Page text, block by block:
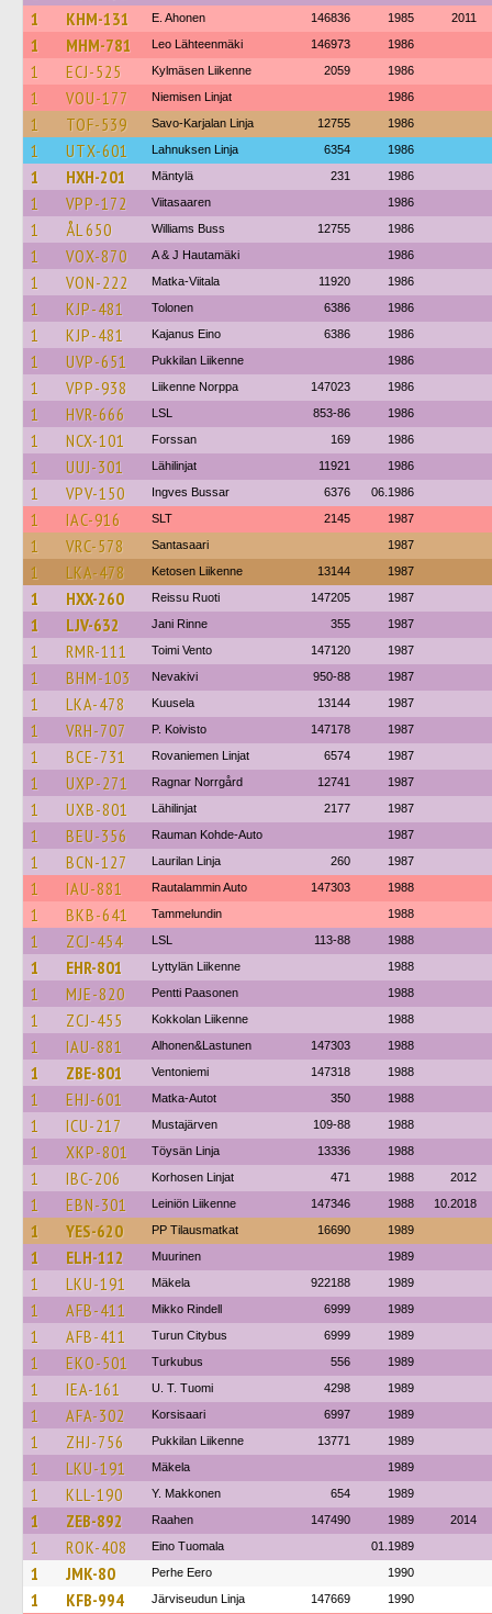
1
KHM-131 E. Ahonen 146836 1985 2011
1 MHM-781 Leo Lähteenmäki 146973 1986
1 ECJ-525 Kylmäsen Liikenne 2059 1986
1 VOU-177 Niemisen Linjat 1986
1 TOF-539 Savo-Karjalan Linja 12755 1986
1 UTX-601 Lahnuksen Linja 6354 1986
1 HXH-201 Mäntylä 231 1986
1 VPP-172 Viitasaaren 1986
1 ÅL 650 Williams Buss 12755 1986
1 VOX-870 A & J Hautamäki 1986
1 VON-222 Matka-Viitala 11920 1986
1 KJP-481 Tolonen 6386 1986
1 KJP-481 Kajanus Eino 6386 1986
1 UVP-651 Pukkilan Liikenne 1986
1 VPP-938 Liikenne Norppa 147023 1986
1 HVR-666 LSL 853-86 1986
1 NCX-101 Forssan 169 1986
1 UUJ-301 Lähilinjat 11921 1986
1 VPV-150 Ingves Bussar 6376 06.1986
1 IAC-916 SLT 2145 1987
1 VRC-578 Santasaari 1987
1 LKA-478 Ketosen Liikenne 13144 1987
1 HXX-260 Reissu Ruoti 147205 1987
1 LJV-632 Jani Rinne 355 1987
1 RMR-111 Toimi Vento 147120 1987
1 BHM-103 Nevakivi 950-88 1987
1 LKA-478 Kuusela 13144 1987
1 VRH-707 P. Koivisto 147178 1987
1 BCE-731 Rovaniemen Linjat 6574 1987
1 UXP-271 Ragnar Norrgård 12741 1987
1 UXB-801 Lähilinjat 2177 1987
1 BEU-356 Rauman Kohde-Auto 1987
1 BCN-127 Laurilan Linja 260 1987
1 IAU-881 Rautalammin Auto 147303 1988
1 BKB-641 Tammelundin 1988
1 ZCJ-454 LSL 113-88 1988
1 EHR-801 Lyttylän Liikenne 1988
1 MJE-820 Pentti Paasonen 1988
1 ZCJ-455 Kokkolan Liikenne 1988
1 IAU-881 Alhonen&Lastunen 147303 1988
1 ZBE-801 Ventoniemi 147318 1988
1 EHJ-601 Matka-Autot 350 1988
1 ICU-217 Mustajärven 109-88 1988
1 XKP-801 Töysän Linja 13336 1988
1 IBC-206 Korhosen Linjat 471 1988 2012
1 EBN-301 Leiniön Liikenne 147346 1988 10.2018
1 YES-620 PP Tilausmatkat 16690 1989
1 ELH-112 Muurinen 1989
1 LKU-191 Mäkela 922188 1989
1 AFB-411 Mikko Rindell 6999 1989
1 AFB-411 Turun Citybus 6999 1989
1 EKO-501 Turkubus 556 1989
1 IEA-161 U. T. Tuomi 4298 1989
1 AFA-302 Korsisaari 6997 1989
1 ZHJ-756 Pukkilan Liikenne 13771 1989
1 LKU-191 Mäkela 1989
1 KLL-190 Y. Makkonen 654 1989
1 ZEB-892 Raahen 147490 1989 2014
1 ROK-408 Eino Tuomala 01.1989
1 JMK-80 Perhe Eero 1990
1 KFB-994 Järviseudun Linja 147669 1990